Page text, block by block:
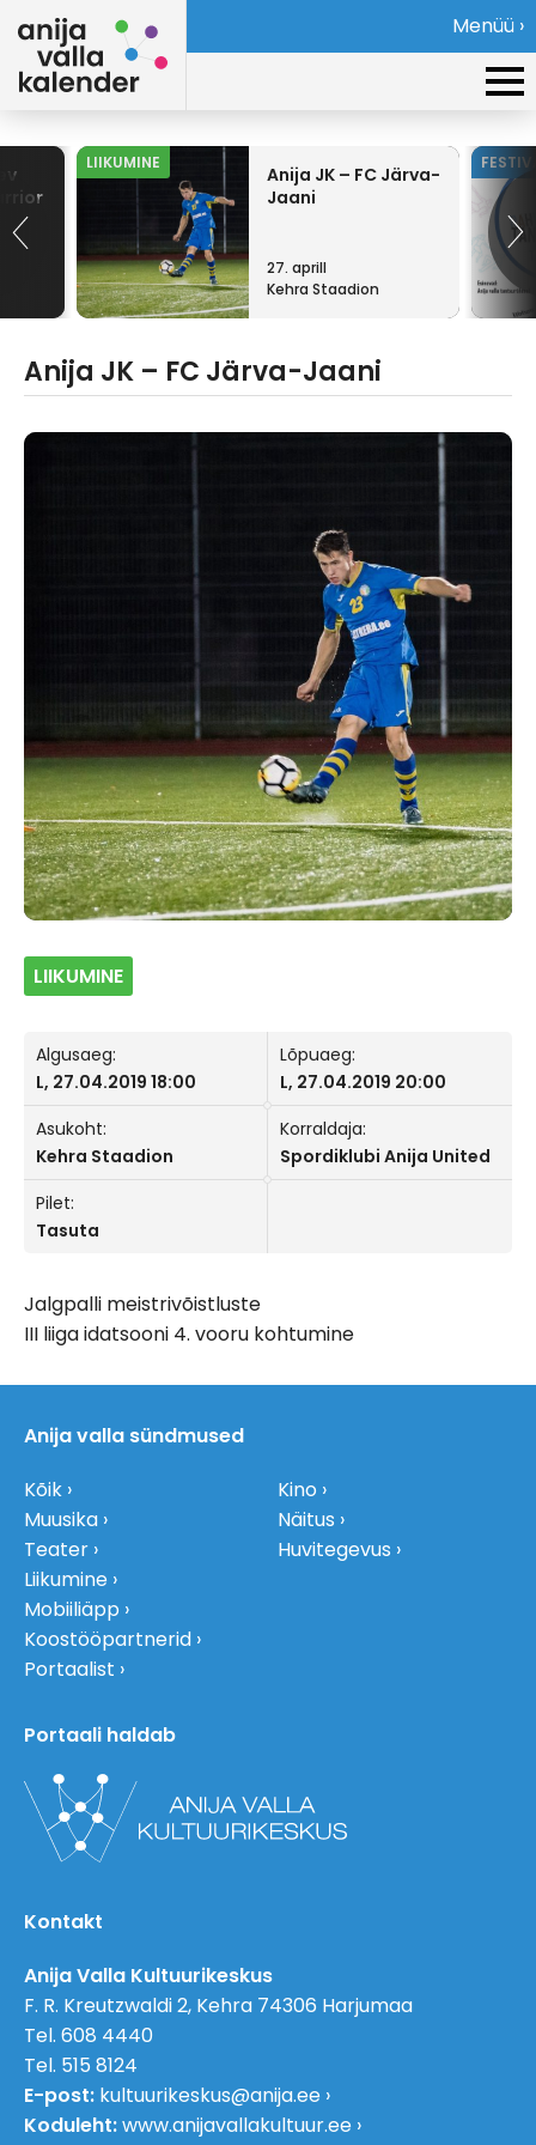
Menüü ›
LIIKUMINE
Anija JK – FC Järva-
Jaani
27. aprill
Kehra Staadion
Anija JK – FC Järva-Jaani
LIIKUMINE
Algusaeg:
L, 27.04.2019 18:00
Lõpuaeg:
L, 27.04.2019 20:00
Asukoht:
Kehra Staadion
Korraldaja:
Spordiklubi Anija United
Pilet:
Tasuta
Jalgpalli meistrivõistluste
III liiga idatsooni 4. vooru kohtumine
Anija valla sündmused
Kõik
Muusika
Teater
Liikumine
Kino
Näitus
Huvitegevus
Mobiiliäpp
Koostööpartnerid
Portaalist
Portaali haldab
Kontakt
Anija Valla Kultuurikeskus
F. R. Kreutzwaldi 2, Kehra 74306 Harjumaa
Tel. 608 4440
Tel. 515 8124
E-post: kultuurikeskus@anija.ee
Koduleht:www.anijavallakultuur.ee